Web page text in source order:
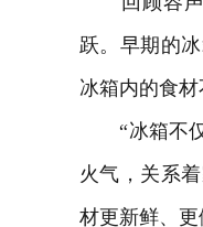
跃。早期的
冰箱内的食
“冰箱不仅
火气，关系
材更新鲜、